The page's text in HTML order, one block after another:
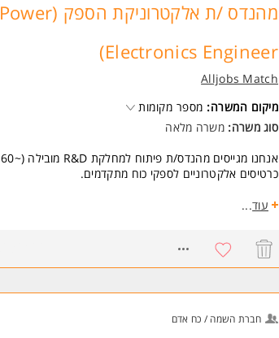
מהנדס /ת אלקטרוניקת הספק (Power
Electronics Engineer)
Alljobs Match
מיקום המשרה: מספר מקומות
סוג משרה: משרה מלאה
כרטיסים אלקטרוניים לספקי כוח מתקדמים.
תחומי אחריות:
אינטגרציה, בדיקות וולידציה למודולים
ביצוע אנליזות ביצועים, אופטימיזציה וניסויי מעבדה
ניסיון של 4-5 שנים בפיתוח ספקי כוח / מעגלי הספק ואנלוג
עוד...
חברת השמה / כח אדם